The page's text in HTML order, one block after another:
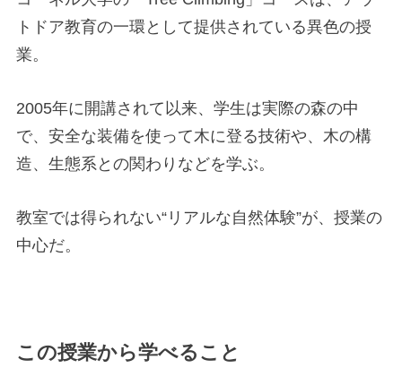
トドア教育の一環として提供されている異色の授
業。
2005年に開講されて以来、学生は実際の森の中
で、安全な装備を使って木に登る技術や、木の構
造、生態系との関わりなどを学ぶ。
教室では得られない“リアルな自然体験”が、授業の
中心だ。
この授業から学べること